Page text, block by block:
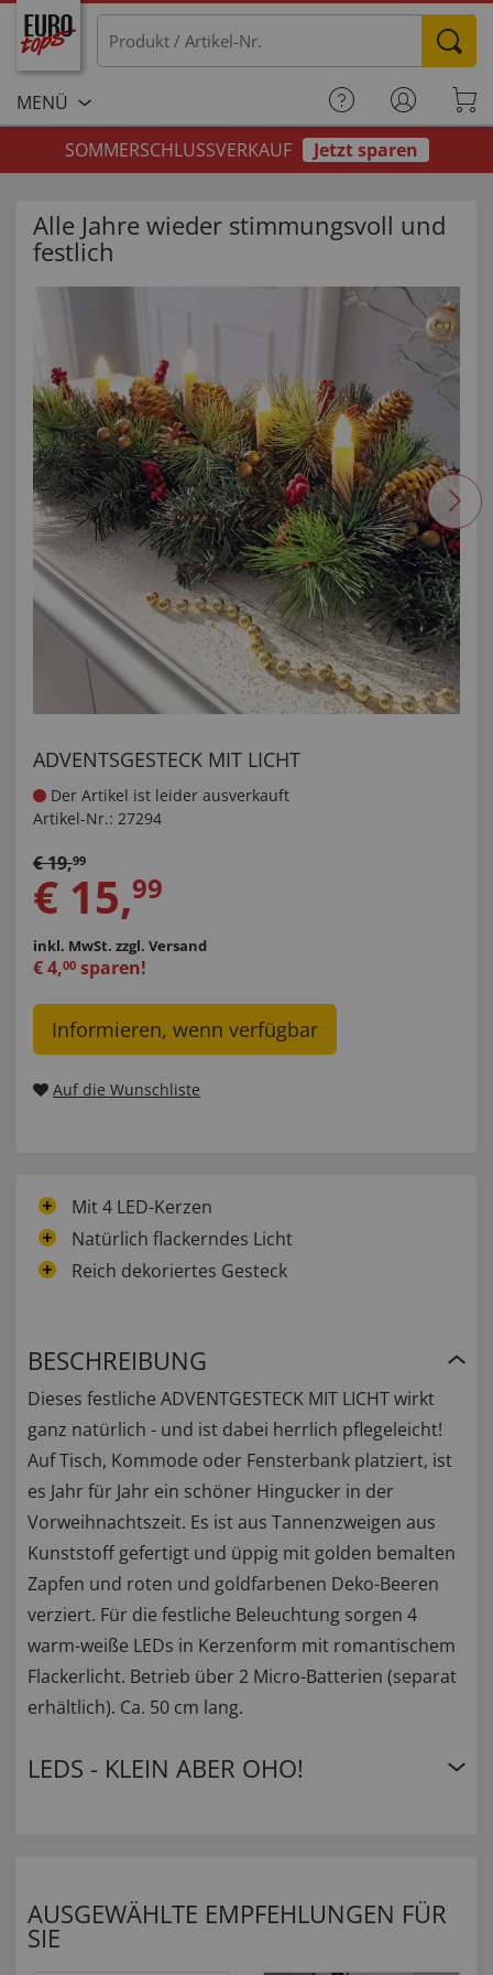
MENÜ
SOMMERSCHLUSSVERKAUF
Jetzt sparen
Alle Jahre wieder stimmungsvoll und
festlich
ADVENTSGESTECK MIT LICHT
Der Artikel ist leider ausverkauft
Artikel-Nr.: 27294
€19,99
€ 15,99
inkl. MwSt. zzgl. Versand
€4,00 sparen!
Informieren, wenn verfügbar
Auf die Wunschliste
Mit 4 LED-Kerzen
Natürlich flackerndes Licht
Reich dekoriertes Gesteck
BESCHREIBUNG
Dieses festliche ADVENTGESTECK MIT LICHT wirkt
ganz natürlich - und ist dabei herrlich pflegeleicht!
Auf Tisch, Kommode oder Fensterbank platziert, ist
es Jahr für Jahr ein schöner Hingucker in der
Vorweihnachtszeit. Es ist aus Tannenzweigen aus
Kunststoff gefertigt und üppig mit golden bemalten
Zapfen und roten und goldfarbenen Deko-Beeren
verziert. Für die festliche Beleuchtung sorgen 4
warm-weiße LEDs in Kerzenform mit romantischem
Flackerlicht. Betrieb über 2 Micro-Batterien (separat
erhältlich). Ca. 50 cm lang.
LEDS - KLEIN ABER OHO!
AUSGEWÄHLTE EMPFEHLUNGEN FÜR
SIE